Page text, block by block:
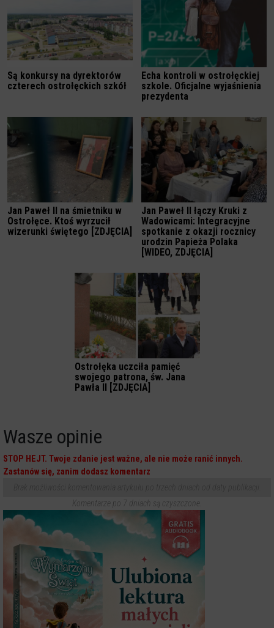
Są konkursy na dyrektorów
czterech ostrołęckich szkół
Echa kontroli w ostrołęckiej
szkole. Oficjalne wyjaśnienia
prezydenta
Jan Paweł II na śmietniku w
Ostrołęce. Ktoś wyrzucił
wizerunki świętego [ZDJĘCIA]
Jan Paweł II łączy Kruki z
Wadowicami: Integracyjne
spotkanie z okazji rocznicy
urodzin Papieża Polaka
[WIDEO, ZDJĘCIA]
Ostrołęka uczciła pamięć
swojego patrona, św. Jana
Pawła II [ZDJĘCIA]
Wasze opinie
STOP HEJT. Twoje zdanie jest ważne, ale nie może ranić innych.
Zastanów się, zanim dodasz komentarz
Komentarze po 7 dniach są czyszczone.